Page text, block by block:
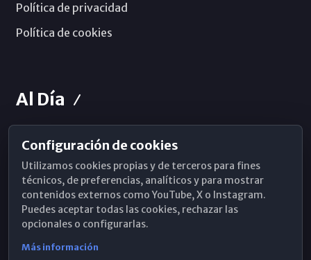
Política de privacidad
Política de cookies
Al Día
Horarios de Misa
Hemeroteca
WhatsApp
Configuración de cookies
Utilizamos cookies propias y de terceros para fines
técnicos, de preferencias, analíticos y para mostrar
contenidos externos como YouTube, X o Instagram.
Puedes aceptar todas las cookies, rechazar las
opcionales o configurarlas.
Más información